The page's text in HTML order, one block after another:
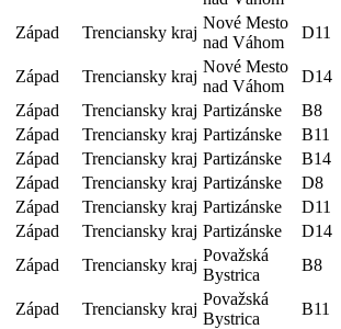
Západ Trenciansky kraj
Nové Mesto
nad Váhom
D11
Západ Trenciansky kraj
Nové Mesto
nad Váhom
D14
Západ
Trenciansky kraj Partizánske B8
Západ
Trenciansky kraj Partizánske B11
Západ
Trenciansky kraj Partizánske B14
Západ
Trenciansky kraj Partizánske D8
Západ
Trenciansky kraj Partizánske D11
Západ
Trenciansky kraj Partizánske D14
Západ
Trenciansky kraj
Považská
Bystrica
B8
Západ Trenciansky kraj
Považská
Bystrica
B11